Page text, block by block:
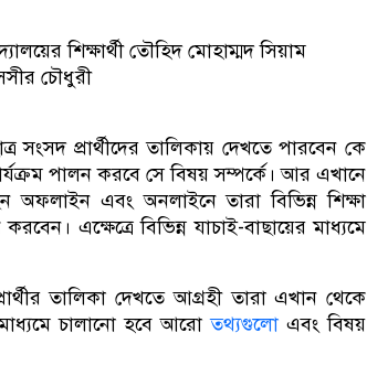
শিক্ষার্থী তৌহিদ মোহাম্মদ সিয়াম
চৌধুরী
সংসদ প্রার্থীদের তালিকায় দেখতে পারবেন কে
পালন করবে সে বিষয় সম্পর্কে। আর এখানে
অফলাইন এবং অনলাইনে তারা বিভিন্ন শিক্ষা
এক্ষেত্রে বিভিন্ন যাচাই-বাছায়ের মাধ্যমে
তালিকা দেখতে আগ্রহী তারা এখান থেকে
চালানো হবে আরোতথ্যগুলো এবং বিষয়